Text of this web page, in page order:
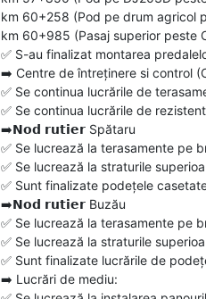
km 60+258 (Pod pe drum agricol
km 60+985 (Pasaj superior peste
✅ S-au finalizat montarea
➡️ Centre de întreținere si control
✅ Se continua lucrările de
✅ Se continua lucrările de
➡️𝗡𝗼𝗱 𝗿𝘂𝘁𝗶𝗲𝗿 Spătaru
✅ Se lucrează la terasamente pe
✅ Se lucrează la straturile
✅ Sunt finalizate podețele
➡️𝗡𝗼𝗱 𝗿𝘂𝘁𝗶𝗲𝗿 Buzău
✅ Se lucrează la terasamente pe
✅ Se lucrează la straturile
✅ Sunt finalizate lucrările de
➡️ Lucrări de mediu: